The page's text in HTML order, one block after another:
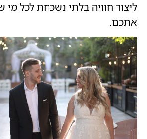
ליצור חוויה בלתי נשכחת לכל מי
אתכם.